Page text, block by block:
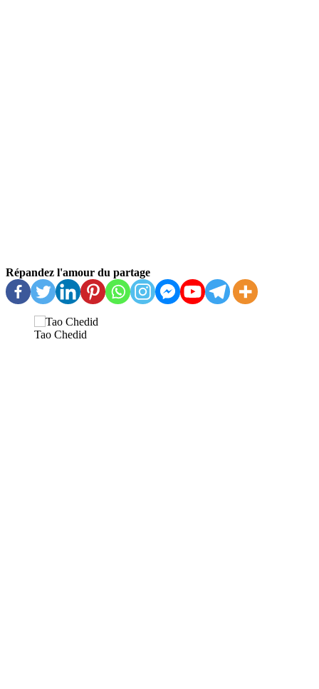
Répandez l'amour du partage
Tao Chedid